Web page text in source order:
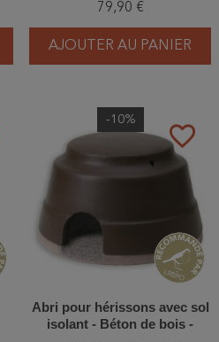
79,90 €
AJOUTER AU PANIER
favorite_border
-10%
Abri pour hérissons avec sol
isolant - Béton de bois -